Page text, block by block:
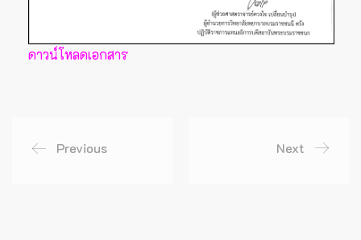
ดาวน์โหลดเอกสาร
Previous Next